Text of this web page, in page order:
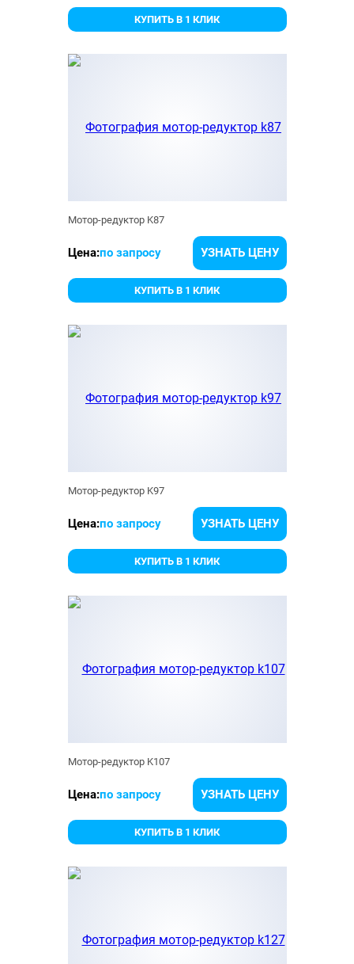
КУПИТЬ В 1 КЛИК
Мотор-редуктор K87
Цена:по запросу УЗНАТЬ ЦЕНУ
КУПИТЬ В 1 КЛИК
Мотор-редуктор K97
Цена:по запросу УЗНАТЬ ЦЕНУ
КУПИТЬ В 1 КЛИК
Мотор-редуктор K107
Цена:по запросу УЗНАТЬ ЦЕНУ
КУПИТЬ В 1 КЛИК